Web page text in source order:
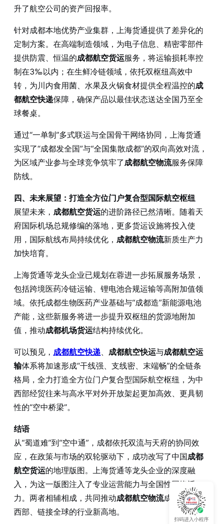
扫码进入小程序
升了航空公司的资产回报率。
针对成都本地优势产业集群，上海货通提供了差异化的
定制方案。在高端制造领域，为电子信息、精密零部件
提供防震、恒温的成都航空货运服务，将运输损耗率控
制在3‰以内；在生鲜冷链领域，依托双枢纽高效中
转，为川内食用菌、水果及火锅食材提供全程温控的成
都航空快递保障，确保产品以最佳状态送达全国乃至全
球餐桌。
通过“一单制”多式联运与全国骨干网络协同，上海货通
实现了“成都发全国”与“全国集散成都”的双向高效对流，
为区域产业参与全球竞争筑牢了成都航空物流服务保障
防线。
四、未来展望：打造全方位门户复合型国际航空枢纽
展望未来， 成都航空货运的进阶路径已然清晰。随着天
府国际机场总规修编的落地，更多货运设施将投入使
用，国际航线布局持续优化， 成都航空物流新质生产力
加快培育。
上海货通等龙头企业已规划在蓉进一步拓展服务场景，
包括跨境医药冷链运输、锂电池合规运输等高附加值领
域。依托成都生物医药产业基础与“成都造”新能源电池
产能，这些新服务将进一步提升双枢纽的货源地附加
值，推动成都机场货运结构持续优化。
可以预见， 成都航空快递 成都航空快运与成都航空运
输体系将加速形成“干线强、支线密、末端畅”的全链条
格局，全力打造全方位门户复合型国际航空枢纽，为中
西部经贸往来与高水平对外开放架起更加高效、更具韧
性的“空中桥梁”。
结语
从“蜀道难”到“空中通”，成都依托双流与天府的协同效
应，在政策与市场的双轮驱动下，成功改写了中国成都
航空货运的地理版图。上海货通等龙头企业的深度融
入，为这一版图注入了专业运营能力与全国性网络活
力。两者相辅相成，共同推动成都航空物流成为辐射中
西部、链接全球的行业新高地。